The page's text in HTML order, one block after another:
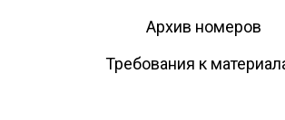
Архив номеров
Требования к